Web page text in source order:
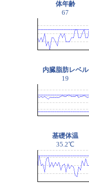
体年齢
67
内臓脂肪レベル
19
基礎体温
35.2℃